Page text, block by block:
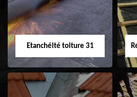
Etanchéité toiture 31